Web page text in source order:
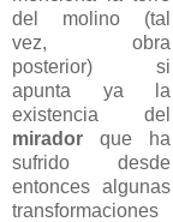
del molino (tal
vez, obra
posterior) si
apunta ya la
existencia del
mirador que ha
sufrido desde
entonces algunas
transformaciones